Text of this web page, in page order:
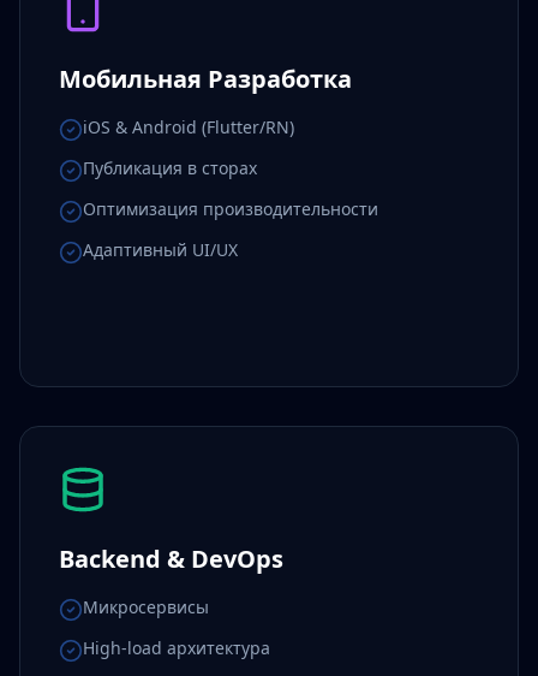
Мобильная Разработка
iOS & Android (Flutter/RN)
Публикация в сторах
Оптимизация производительности
Адаптивный UI/UX
Backend & DevOps
Микросервисы
High-load архитектура